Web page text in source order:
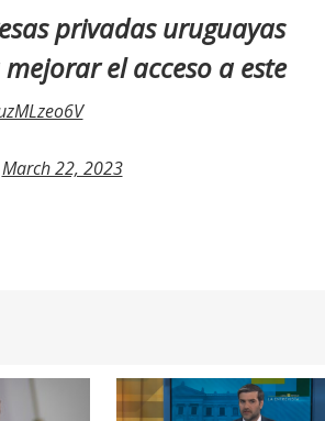
privadas uruguayas
el acceso a este
March 22, 2023